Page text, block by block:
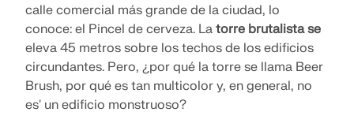
calle comercial más grande de la ciudad, lo
conoce: el Pincel de cerveza. La torre brutalista se
eleva 45 metros sobre los techos de los edificios
circundantes. Pero, ¿por qué la torre se llama Beer
Brush, por qué es tan multicolor y, en general, no
es' un edificio monstruoso?